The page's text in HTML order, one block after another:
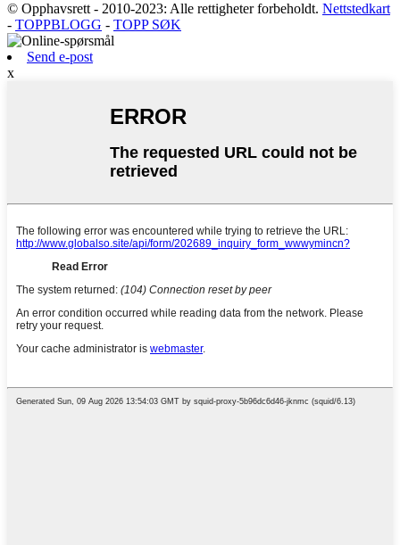
© Opphavsrett - 2010-2023: Alle rettigheter forbeholdt. Nettstedkart
- TOPPBLOGG - TOPP SØK
Send e-post
x